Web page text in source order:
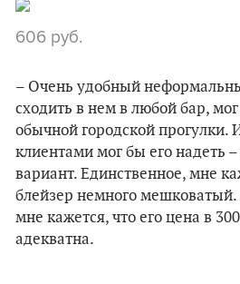
606 руб.
– Очень удобный
сходить в нем в любой бар,
обычной городской прогулки.
клиентами мог бы его надеть
вариант. Единственное, мне
блейзер немного
мне кажется, что его цена в
адекватна.